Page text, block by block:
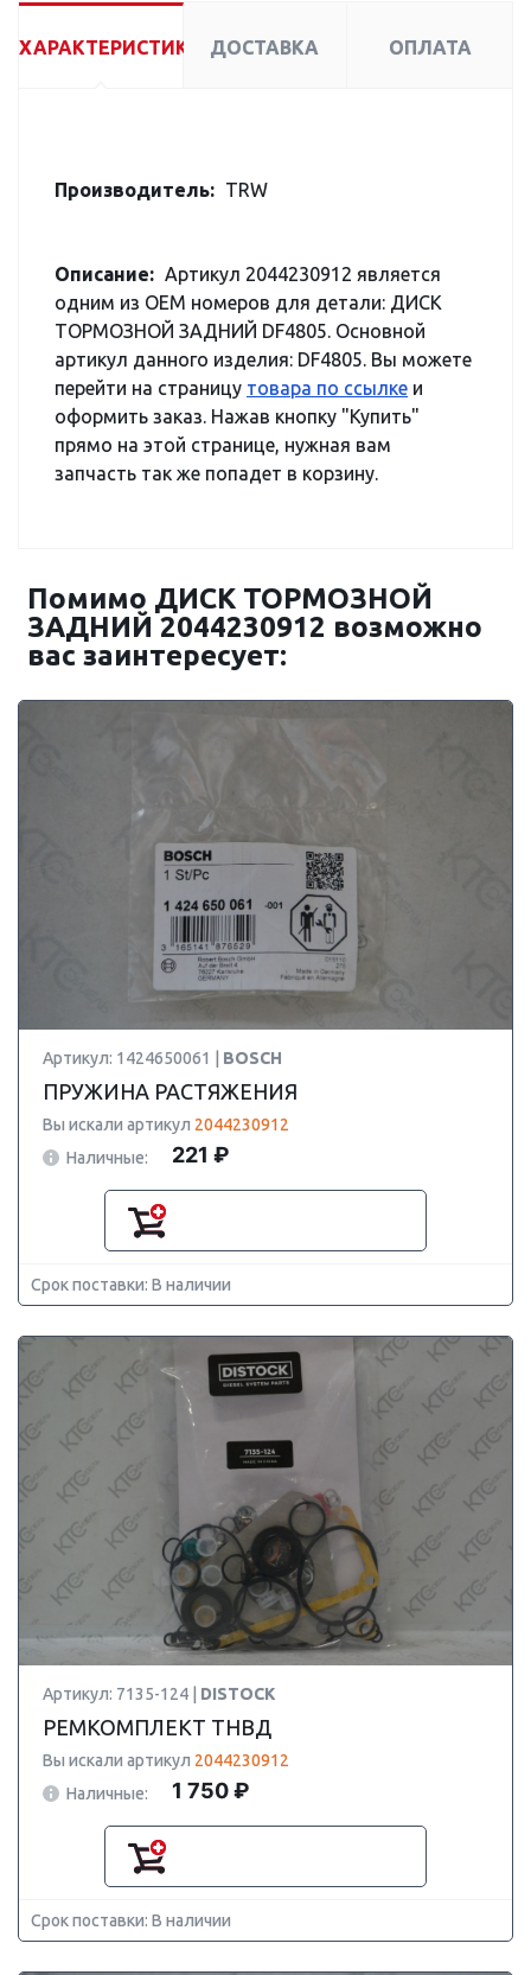
ХАРАКТЕРИСТИКИ ДОСТАВКА ОПЛАТА
Производитель: TRW
Описание: Артикул 2044230912 является
одним из OEM номеров для детали: ДИСК
ТОРМОЗНОЙ ЗАДНИЙ DF4805. Основной
артикул данного изделия: DF4805. Вы можете
перейти на страницу товара по ссылке и
оформить заказ. Нажав кнопку "Купить"
прямо на этой странице, нужная вам
запчасть так же попадет в корзину.
Помимо ДИСК ТОРМОЗНОЙ
ЗАДНИЙ 2044230912 возможно
вас заинтересует:
Артикул: 1424650061 | BOSCH
ПРУЖИНА РАСТЯЖЕНИЯ
Вы искали артикул 2044230912
Наличные:
221 ₽
Срок поставки: В наличии
Артикул: 7135-124 | DISTOCK
РЕМКОМПЛЕКТ ТНВД
Вы искали артикул 2044230912
Наличные:
1 750 ₽
Срок поставки: В наличии